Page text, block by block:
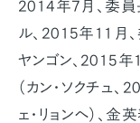
2014年7月、委員
ル、2015年11月、
ヤンゴン、2015年
（カン・ソクチュ
ェ・リョンヘ）、金